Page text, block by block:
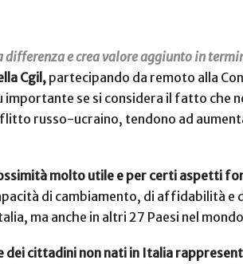
e crea valore aggiunto in
Cgil, partecipando da remoto alla
se si considera il fatto che
russo-ucraino, tendono ad
molto utile e per certi aspetti
di cambiamento, di affidabilità e
ma anche in altri 27 Paesi nel
dei cittadini non nati in Italia